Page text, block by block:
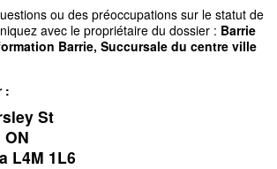
ou des préoccupations sur le statut de
avec le propriétaire du dossier : Barrie
Barrie, Succursale du centre ville
:
St
L4M 1L6